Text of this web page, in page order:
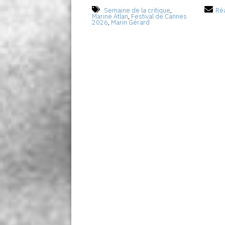
Semaine de la critique,
Marine Atlan, Festival de Cannes
2026, Marin Gérard